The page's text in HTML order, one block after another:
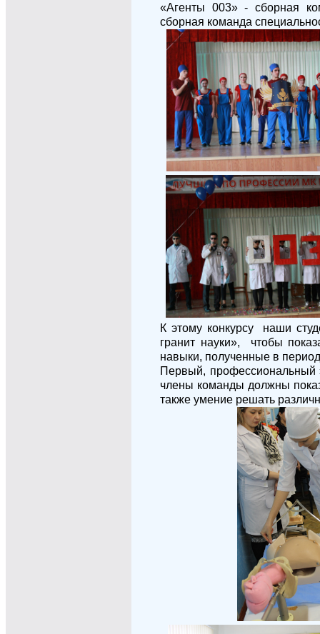
«Агенты 003» - сборная
сборная команда
К этому конкурсу наши
гранит науки», чтобы
навыки, полученные в
Первый, профессиональный
члены команды должны
также умение решать